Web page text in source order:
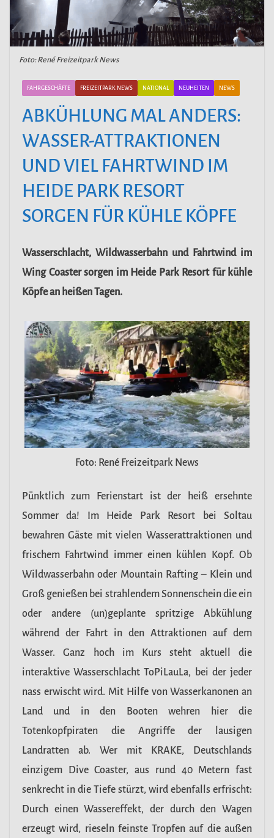
Foto: René Freizeitpark News
FAHRGESCHÄFTE FREIZEITPARK NEWS NATIONAL NEUHEITEN NEWS
ABKÜHLUNG MAL ANDERS:
WASSER-ATTRAKTIONEN
UND VIEL FAHRTWIND IM
HEIDE PARK RESORT
SORGEN FÜR KÜHLE KÖPFE
Wasserschlacht, Wildwasserbahn und Fahrtwind im
Wing Coaster sorgen im Heide Park Resort für kühle
Köpfe an heißen Tagen.
Foto: René Freizeitpark News
Pünktlich zum Ferienstart ist der heiß ersehnte
Sommer da! Im Heide Park Resort bei Soltau
bewahren Gäste mit vielen Wasserattraktionen und
frischem Fahrtwind immer einen kühlen Kopf. Ob
Wildwasserbahn oder Mountain Rafting – Klein und
Groß genießen bei strahlendem Sonnenschein die ein
oder andere (un)geplante spritzige Abkühlung
während der Fahrt in den Attraktionen auf dem
Wasser. Ganz hoch im Kurs steht aktuell die
interaktive Wasserschlacht ToPiLauLa, bei der jeder
nass erwischt wird. Mit Hilfe von Wasserkanonen an
Land und in den Booten wehren hier die
Totenkopfpiraten die Angriffe der lausigen
Landratten ab. Wer mit KRAKE, Deutschlands
einzigem Dive Coaster, aus rund 40 Metern fast
senkrecht in die Tiefe stürzt, wird ebenfalls erfrischt:
Durch einen Wassereffekt, der durch den Wagen
erzeugt wird, rieseln feinste Tropfen auf die außen